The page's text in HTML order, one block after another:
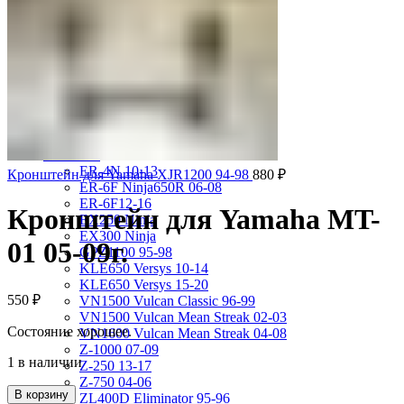
VT1100 Shadow Aero 98-02
VT750 Shadow A.C.E. 97-01
VTR1000F 97-06
VTX1800S 01-06
X-4 97-03
ER-4N 10-13
ER-6F Ninja650R 06-08
ER-6F12-16
EX250 Ninja
EX300 Ninja
GPZ1100 95-98
KLE650 Versys 10-14
KLE650 Versys 15-20
VN1500 Vulcan Classic 96-99
VN1500 Vulcan Mean Streak 02-03
VN1600 Vulcan Mean Streak 04-08
Z-1000 07-09
Z-250 13-17
Z-750 04-06
ZL400D Eliminator 95-96
Кронштейн для Yamaha XJR1200 94-98 880 ₽
Кронштейн для Yamaha MT-
01 05-09г.
550 ₽
Состояние хорошее.
1 в наличии
В корзину